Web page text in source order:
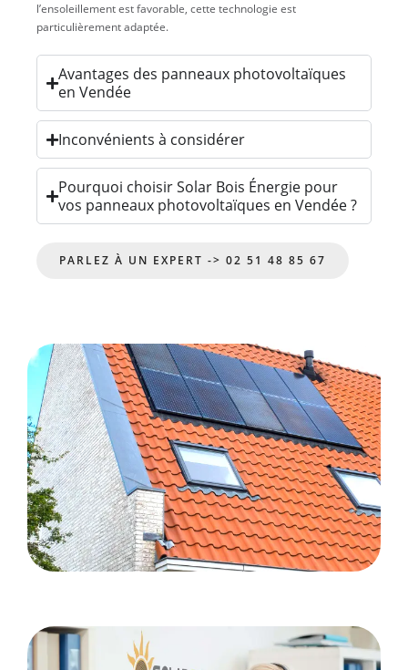
l’ensoleillement est favorable, cette technologie est
particulièrement adaptée.
Avantages des panneaux photovoltaïques
en Vendée
Inconvénients à considérer
Pourquoi choisir Solar Bois Énergie pour
vos panneaux photovoltaïques en Vendée ?
PARLEZ À UN EXPERT -> 02 51 48 85 67